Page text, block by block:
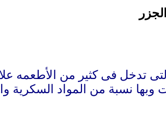
تدخل فى كثير من الأطعمه
وبها نسبة من المواد السكرية